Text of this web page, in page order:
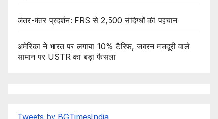
जंतर-मंतर प्रदर्शन: FRS से 2,500 संदिग्धों की पहचान
अमेरिका ने भारत पर लगाया 10% टैरिफ, जबरन मजदूरी वाले
सामान पर USTR का बड़ा फैसला
Tweets by BGTimesIndia